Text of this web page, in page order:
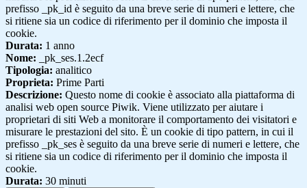
prefisso _pk_id è seguito da una breve serie di numeri e lettere, che
si ritiene sia un codice di riferimento per il dominio che imposta il
cookie.
Durata: 1 anno
Nome: _pk_ses.1.2ecf
Tipologia: analitico
Proprieta: Prime Parti
Descrizione: Questo nome di cookie è associato alla piattaforma di
analisi web open source Piwik. Viene utilizzato per aiutare i
proprietari di siti Web a monitorare il comportamento dei visitatori e
misurare le prestazioni del sito. È un cookie di tipo pattern, in cui il
prefisso _pk_ses è seguito da una breve serie di numeri e lettere, che
si ritiene sia un codice di riferimento per il dominio che imposta il
cookie.
Durata: 30 minuti